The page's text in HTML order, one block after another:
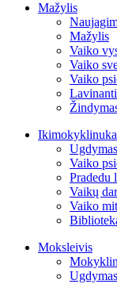
Mažylis
Mažylis
Vaiko
Vaiko
Vaiko
Ugdymas
Vaiko
Pradedu
Vaikų
Vaiko
Moksleivis
Ugdymas